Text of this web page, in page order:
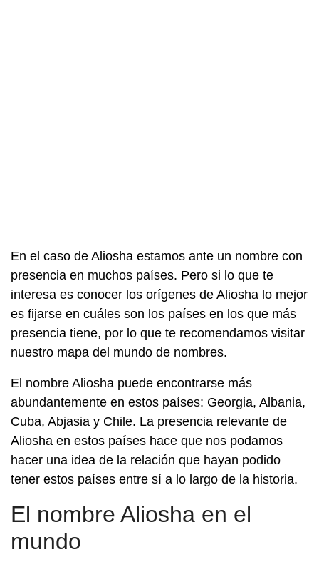
En el caso de Aliosha estamos ante un nombre con
presencia en muchos países. Pero si lo que te
interesa es conocer los orígenes de Aliosha lo mejor
es fijarse en cuáles son los países en los que más
presencia tiene, por lo que te recomendamos visitar
nuestro mapa del mundo de nombres.
El nombre Aliosha puede encontrarse más
abundantemente en estos países: Georgia, Albania,
Cuba, Abjasia y Chile. La presencia relevante de
Aliosha en estos países hace que nos podamos
hacer una idea de la relación que hayan podido
tener estos países entre sí a lo largo de la historia.
El nombre Aliosha en el
mundo